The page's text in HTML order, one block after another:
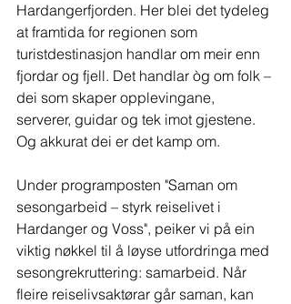
Hardangerfjorden. Her blei det tydeleg
at framtida for regionen som
turistdestinasjon handlar om meir enn
fjordar og fjell. Det handlar òg om folk –
dei som skaper opplevingane,
serverer, guidar og tek imot gjestene.
Og akkurat dei er det kamp om.
Under programposten "Saman om
sesongarbeid – styrk reiselivet i
Hardanger og Voss", peiker vi på ein
viktig nøkkel til å løyse utfordringa med
sesongrekruttering: samarbeid. Når
fleire reiselivsaktørar går saman, kan